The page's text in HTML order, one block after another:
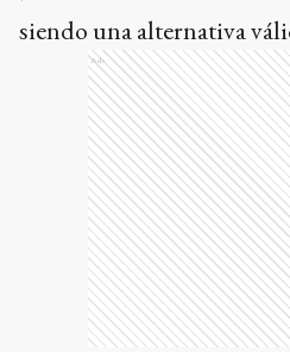
siendo una alternativa
Ads